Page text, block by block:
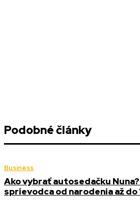
Podobné články
Business
Ako vybrať autosedačku
sprievodca od narodenia až do